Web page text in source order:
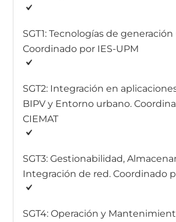
SGT1: Tecnologías de generación
Coordinado por IES-UPM
SGT2: Integración en
BIPV y Entorno urbano.
CIEMAT
SGT3: Gestionabilidad,
Integración de red. Coordinado
SGT4: Operación y